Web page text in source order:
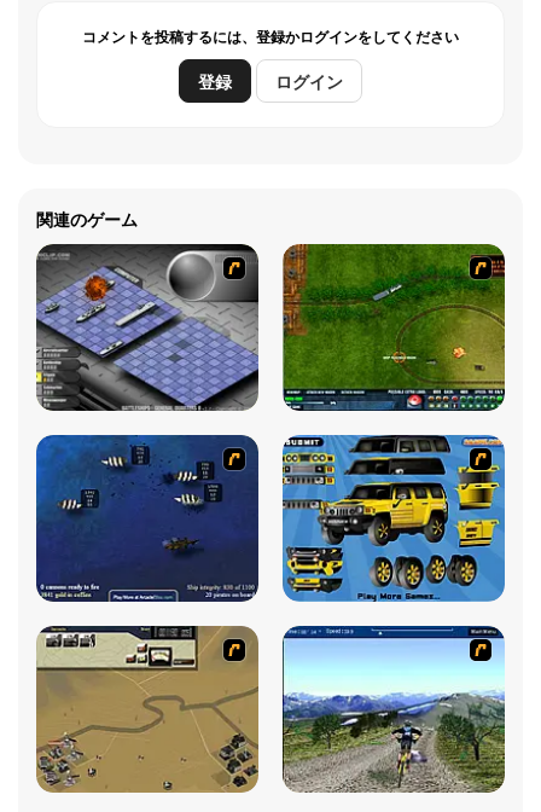
コメントを投稿するには、登録かログインをしてください
登録 ログイン
関連のゲーム